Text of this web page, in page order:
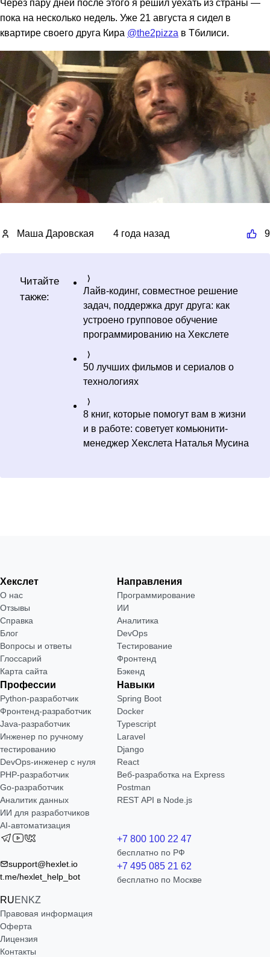
Через пару дней после этого я решил уехать из страны —
пока на несколько недель. Уже 21 августа я сидел в
квартире своего друга Кира @the2pizza в Тбилиси.
Маша Даровская 4 года назад 9
Читайте
также:
Лайв-кодинг, совместное решение
задач, поддержка друг друга: как
устроено групповое обучение
программированию на Хекслете
50 лучших фильмов и сериалов о
технологиях
8 книг, которые помогут вам в жизни
и в работе: советует комьюнити-
менеджер Хекслета Наталья Мусина
Хекслет
О нас
Отзывы
Справка
Блог
Вопросы и ответы
Глоссарий
Карта сайта
Направления
Программирование
ИИ
Аналитика
DevOps
Тестирование
Фронтенд
Бэкенд
Профессии
Python-разработчик
Фронтенд-разработчик
Java-разработчик
Инженер по ручному
тестированию
DevOps-инженер с нуля
РНР-разработчик
Go-разработчик
Аналитик данных
ИИ для разработчиков
AI-автоматизация
Навыки
Spring Boot
Docker
Typescript
Laravel
Django
React
Веб-разработка на Express
Postman
REST API в Node.js
support@hexlet.io
t.me/hexlet_help_bot
RUEN KZ
+7 800 100 22 47
бесплатно по РФ
+7 495 085 21 62
бесплатно по Москве
Правовая информация
Оферта
Лицензия
Контакты